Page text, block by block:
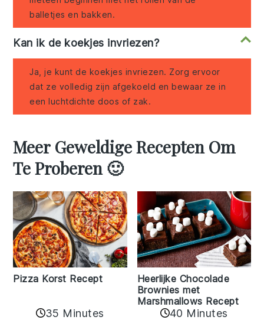
balletjes en bakken.
Kan ik de koekjes invriezen?
Ja, je kunt de koekjes invriezen. Zorg ervoor
dat ze volledig zijn afgekoeld en bewaar ze in
een luchtdichte doos of zak.
Meer Geweldige Recepten Om
Te Proberen 🙂
Pizza Korst Recept
35 Minutes
Heerlijke Chocolade
Brownies met
Marshmallows Recept
40 Minutes